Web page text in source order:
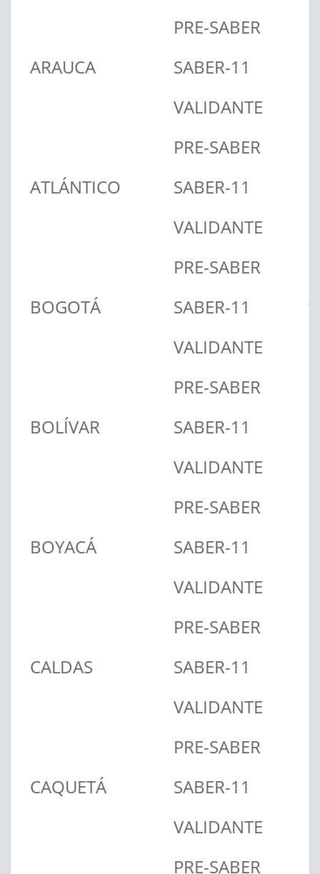
ARAUCA
PRE-SABER
SABER-11
VALIDANTE
ATLÁNTICO
PRE-SABER
SABER-11
VALIDANTE
BOGOTÁ
PRE-SABER
SABER-11
VALIDANTE
BOLÍVAR
PRE-SABER
SABER-11
VALIDANTE
BOYACÁ
PRE-SABER
SABER-11
VALIDANTE
CALDAS
PRE-SABER
SABER-11
VALIDANTE
CAQUETÁ
PRE-SABER
SABER-11
VALIDANTE
PRE-SABER